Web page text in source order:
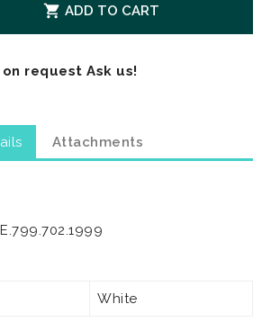
 ADD TO CART
request Ask us!
Attachments
White